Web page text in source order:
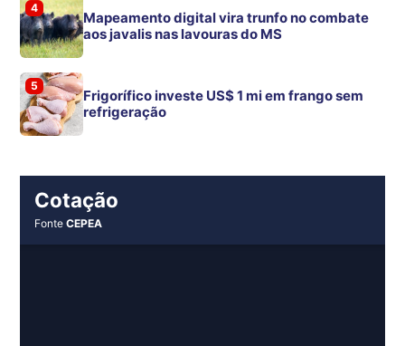
4
Mapeamento digital vira trunfo no combate
aos javalis nas lavouras do MS
5
Frigorífico investe US$ 1 mi em frango sem
refrigeração
Cotação
FonteCEPEA